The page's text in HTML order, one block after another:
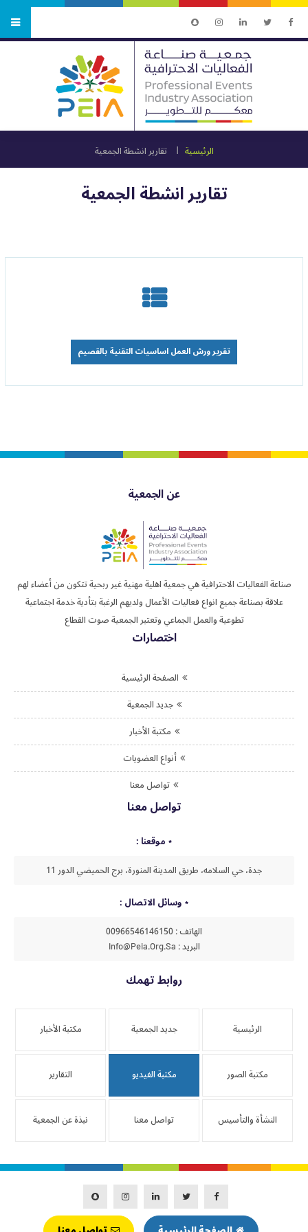
الرئيسية تقارير انشطة الجمعية
تقارير انشطة الجمعية
تقرير ورش العمل اساسيات التقنية بالقصيم
عن الجمعية
صناعة الفعاليات الاحترافية هي جمعية اهلية مهنية غير ربحية تتكون من أعضاء لهم
علاقة بصناعة جميع انواع فعاليات الأعمال ولديهم الرغبة بتأدية خدمة اجتماعية
تطوعية والعمل الجماعي وتعتبر الجمعية صوت القطاع
اختصارات
الصفحة الرئيسية
جديد الجمعية
مكتبة الأخبار
أنواع العضويات
تواصل معنا
تواصل معنا
موقعنا :
جدة، حي السلامه، طريق المدينة المنورة، برج الحميضي الدور 11
وسائل الاتصال :
الهاتف : 00966546146150
البريد : Info@peia.org.sa
روابط تهمك
الرئيسية جديد الجمعية مكتبة الأخبار
مكتبة الصور مكتبة الفيديو التقارير
النشأة والتأسيس تواصل معنا نبذة عن الجمعية